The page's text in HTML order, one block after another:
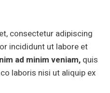
consectetur adipiscing
incididunt ut labore et
ad minim veniam, quis
laboris nisi ut aliquip ex